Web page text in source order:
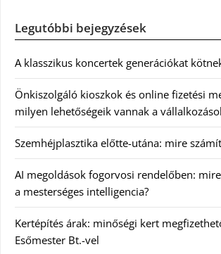
Legutóbbi bejegyzések
A klasszikus koncertek generációkat
Önkiszolgáló kioszkok és online fizetési
milyen lehetőségeik vannak a
Szemhéjplasztika előtte-utána: mire
AI megoldások fogorvosi rendelőben:
a mesterséges intelligencia?
Kertépítés árak: minőségi kert
Esőmester Bt.-vel